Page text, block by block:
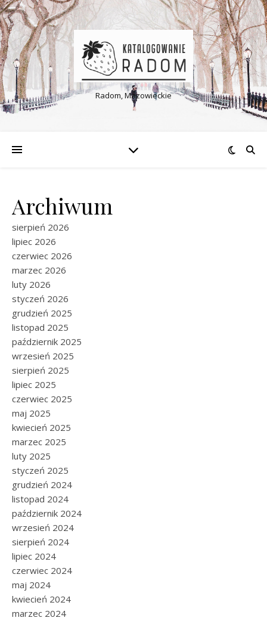
Radom, Mazowieckie
Archiwum
sierpień 2026
lipiec 2026
czerwiec 2026
marzec 2026
luty 2026
styczeń 2026
grudzień 2025
listopad 2025
październik 2025
wrzesień 2025
sierpień 2025
lipiec 2025
czerwiec 2025
maj 2025
kwiecień 2025
marzec 2025
luty 2025
styczeń 2025
grudzień 2024
listopad 2024
październik 2024
wrzesień 2024
sierpień 2024
lipiec 2024
czerwiec 2024
maj 2024
kwiecień 2024
marzec 2024